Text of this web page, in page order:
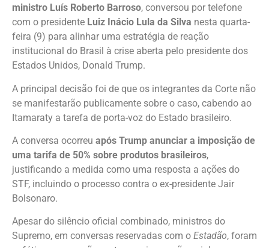
ministro Luís Roberto Barroso, conversou por telefone
com o presidente Luiz Inácio Lula da Silva nesta quarta-
feira (9) para alinhar uma estratégia de reação
institucional do Brasil à crise aberta pelo presidente dos
Estados Unidos, Donald Trump.
A principal decisão foi de que os integrantes da Corte não
se manifestarão publicamente sobre o caso, cabendo ao
Itamaraty a tarefa de porta-voz do Estado brasileiro.
A conversa ocorreu após Trump anunciar a imposição de
uma tarifa de 50% sobre produtos brasileiros,
justificando a medida como uma resposta a ações do
STF, incluindo o processo contra o ex-presidente Jair
Bolsonaro.
Apesar do silêncio oficial combinado, ministros do
Supremo, em conversas reservadas com o Estadão, foram